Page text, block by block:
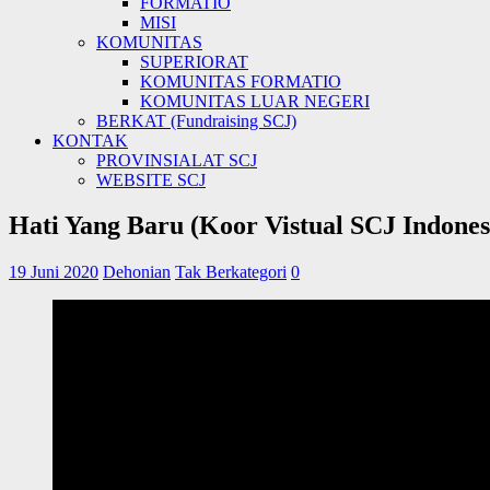
MISI
KOMUNITAS
SUPERIORAT
KOMUNITAS FORMATIO
KOMUNITAS LUAR NEGERI
BERKAT (Fundraising SCJ)
KONTAK
PROVINSIALAT SCJ
WEBSITE SCJ
Hati Yang Baru (Koor Vistual SCJ
19 Juni 2020 Dehonian Tak Berkategori 0